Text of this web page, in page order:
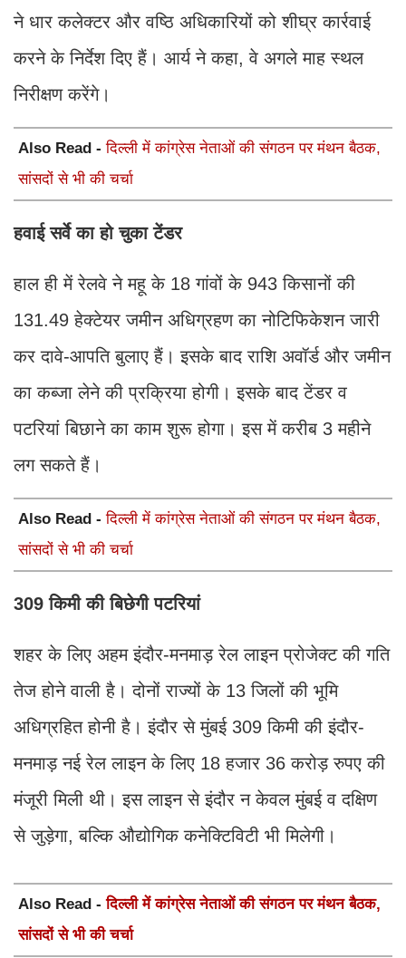
ने धार कलेक्टर और वष्ठि अधिकारियों को शीघ्र कार्रवाई
करने के निर्देश दिए हैं। आर्य ने कहा, वे अगले माह स्थल
निरीक्षण करेंगे।
Also Read -दिल्ली में कांग्रेस नेताओं की संगठन पर मंथन बैठक,
सांसदों से भी की चर्चा
हवाई सर्वे का हो चुका टेंडर
हाल ही में रेलवे ने महू के 18 गांवों के 943 किसानों की
131.49 हेक्टेयर जमीन अधिग्रहण का नोटिफिकेशन जारी
कर दावे-आपति बुलाए हैं। इसके बाद राशि अवॉर्ड और जमीन
का कब्जा लेने की प्रक्रिया होगी। इसके बाद टेंडर व
पटरियां बिछाने का काम शुरू होगा। इस में करीब 3 महीने
लग सकते हैं।
Also Read -दिल्ली में कांग्रेस नेताओं की संगठन पर मंथन बैठक,
सांसदों से भी की चर्चा
309 किमी की बिछेगी पटरियां
शहर के लिए अहम इंदौर-मनमाड़ रेल लाइन प्रोजेक्ट की गति
तेज होने वाली है। दोनों राज्यों के 13 जिलों की भूमि
अधिग्रहित होनी है। इंदौर से मुंबई 309 किमी की इंदौर-
मनमाड़ नई रेल लाइन के लिए 18 हजार 36 करोड़ रुपए की
मंजूरी मिली थी। इस लाइन से इंदौर न केवल मुंबई व दक्षिण
से जुड़ेगा, बल्कि औद्योगिक कनेक्टिविटी भी मिलेगी।
Also Read -दिल्ली में कांग्रेस नेताओं की संगठन पर मंथन बैठक,
सांसदों से भी की चर्चा